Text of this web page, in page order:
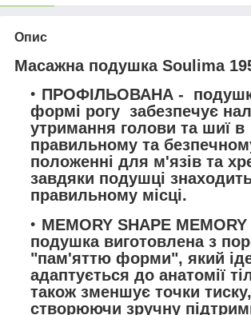
Опис
Масажна подушка Soulima
ПРОФІЛЬОВАНА -
формі рогу забезпечує
утримання голови та шиї в
правильному та
положенні для м'язів та
завдяки подушці
правильному місці.
MEMORY SHAPE MEMORY
подушка виготовлена з
"пам'яттю форми", який
адаптується до анатомії
також зменшує точки тиску,
створюючи зручну